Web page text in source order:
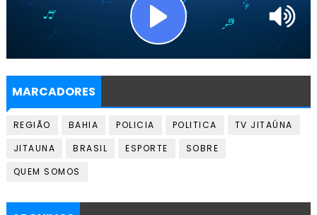
MARCADORES
REGIÃO BAHIA POLICIA POLITICA
TV JITAÚNA
JITAUNA
BRASIL ESPORTE
SOBRE
QUEM SOMOS